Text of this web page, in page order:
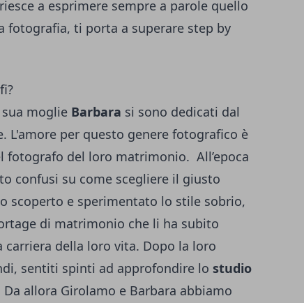
a esprimere sempre a parole quello
fotografia, ti porta a superare step by
moglie Barbara si sono dedicati dal
L'amore per questo genere fotografico è
fotografo del loro matrimonio. All’epoca
confusi su come scegliere il giusto
scoperto e sperimentato lo stile sobrio,
di matrimonio che li ha subito
della loro vita. Dopo la loro
sentiti spinti ad approfondire lo studio
Da allora Girolamo e Barbara abbiamo